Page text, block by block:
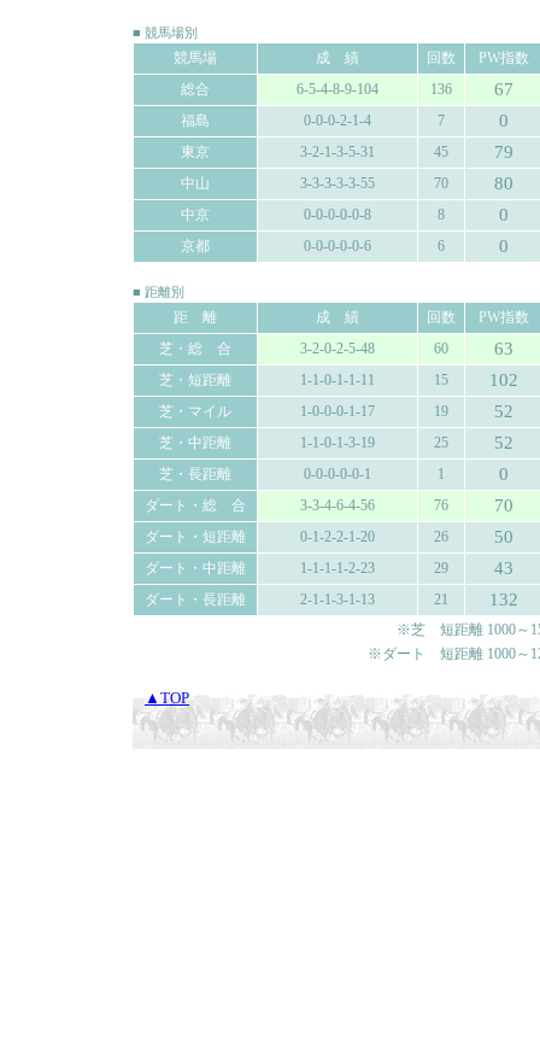
■ 競馬場別
競馬場 成 績 回数
PW指数
総合
6-5-4-8-9-104 136 67
福島 0-0-0-2-1-4 7 0
東京 3-2-1-3-5-31 45 79
中山 3-3-3-3-3-55 70 80
中京 0-0-0-0-0-8 8 0
京都 0-0-0-0-0-6 6 0
■ 距離別
距 離 成 績 回数
PW指数
芝・総 合
3-2-0-2-5-48 60 63
芝・短距離 1-1-0-1-1-11 15 102
芝・マイル 1-0-0-0-1-17 19 52
芝・中距離 1-1-0-1-3-19 25 52
芝・長距離 0-0-0-0-0-1 1 0
ダート・総 合 3-3-4-6-4-56 76 70
ダート・短距離 0-1-2-2-1-20 26 50
ダート・中距離 1-1-1-1-2-23 29 43
ダート・長距離 2-1-1-3-1-13 21 132
※芝 短距離 1000～
※ダート 短距離 1000～
▲TOP